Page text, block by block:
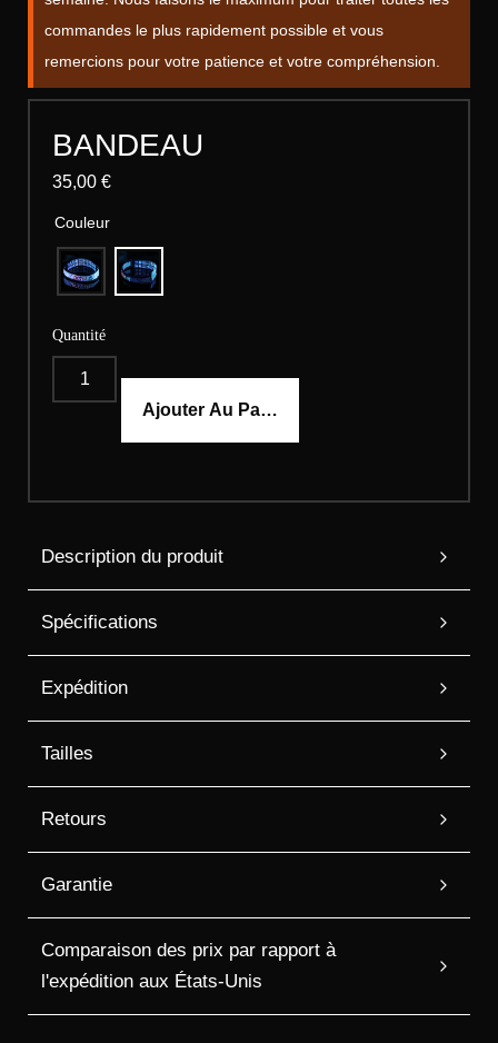
commandes le plus rapidement possible et vous
remercions pour votre patience et votre compréhension.
BANDEAU
35,00 €
Couleur
Quantité
Ajouter Au Panier
Description du produit
Spécifications
Expédition
Tailles
Retours
Garantie
Comparaison des prix par rapport à
l'expédition aux États-Unis